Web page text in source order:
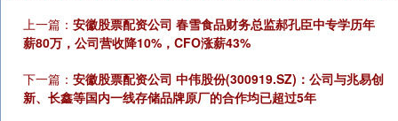
上一篇： 安徽股票配资公司 春雪食品财务总监郝孔臣中专学历年
薪80万，公司营收降10%，CFO涨薪43%
下一篇： 安徽股票配资公司 中伟股份(300919.SZ)：公司与兆易创
新、长鑫等国内一线存储品牌原厂的合作均已超过5年